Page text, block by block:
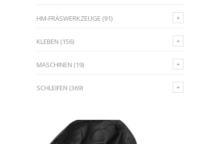
HM-FRÄSWERKZEUGE (91)
KLEBEN (156)
MASCHINEN (19)
SCHLEIFEN (369)